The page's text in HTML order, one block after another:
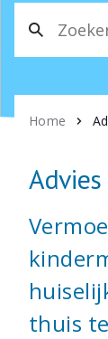
Home
thuis